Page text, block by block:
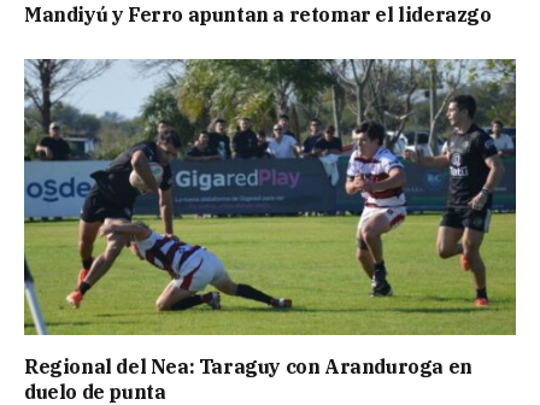
Mandiyú y Ferro apuntan a retomar el liderazgo
Regional del Nea: Taraguy con Aranduroga en
duelo de punta